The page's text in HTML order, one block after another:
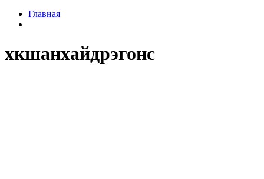
Главная
хкшанхайдрэгонс